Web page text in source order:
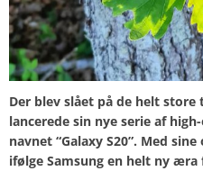
Der blev slået på de helt
lancerede sin nye serie af
navnet “Galaxy S20”. Med
ifølge Samsung en helt ny